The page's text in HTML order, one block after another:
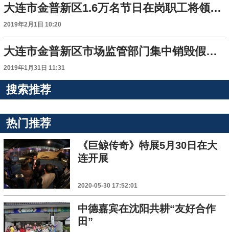
大连市金普新区1.6万名节日在岗职工将领到“春节不休息大礼包”
2019年2月1日 10:20
大连市金普新区市场监管部门集中销毁假冒伪劣食品
2019年1月31日 11:31
搜索推荐
热门推荐
《巨鲸传奇》特展5月30日在大
连开展
2020-05-30 17:52:01
中德嘉宾在沈阳共耕“友好合作
田”